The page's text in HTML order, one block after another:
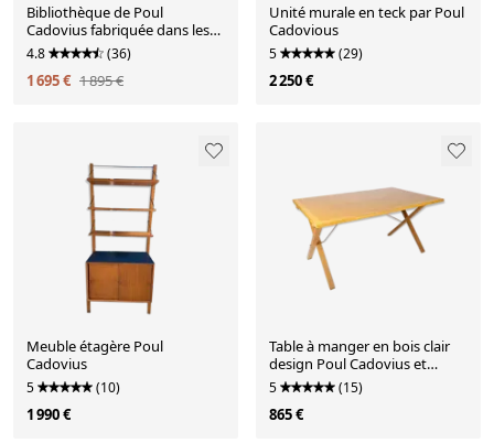
Bibliothèque de Poul
Cadovius fabriquée dans les
années 1960
4.8 (36)
1 695 € 1 895 €
Unité murale en teck par Poul
Cadovious
5 (29)
2 250 €
Meuble étagère Poul
Cadovius
5 (10)
1 990 €
Table à manger en bois clair
design Poul Cadovius et
fabriqué par Cado
5 (15)
865 €